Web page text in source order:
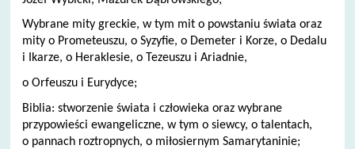
Wybrane mity greckie, w tym mit o powstaniu świata oraz
mity o Prometeuszu, o Syzyfie, o Demeter i Korze, o Dedalu
i Ikarze, o Heraklesie, o Tezeuszu i Ariadnie,
o Orfeuszu i Eurydyce;
Biblia: stworzenie świata i człowieka oraz wybrane
przypowieści ewangeliczne, w tym o siewcy, o talentach,
o pannach roztropnych, o miłosiernym Samarytaninie;